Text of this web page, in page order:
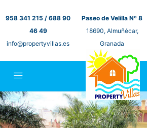
958 341 215 / 688 90
46 49
info@propertyvillas.es
Paseo de Velilla Nº 8
18690, Almuñécar,
Granada